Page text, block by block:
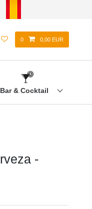
0 0,00 EUR
Bar & Cocktail
-